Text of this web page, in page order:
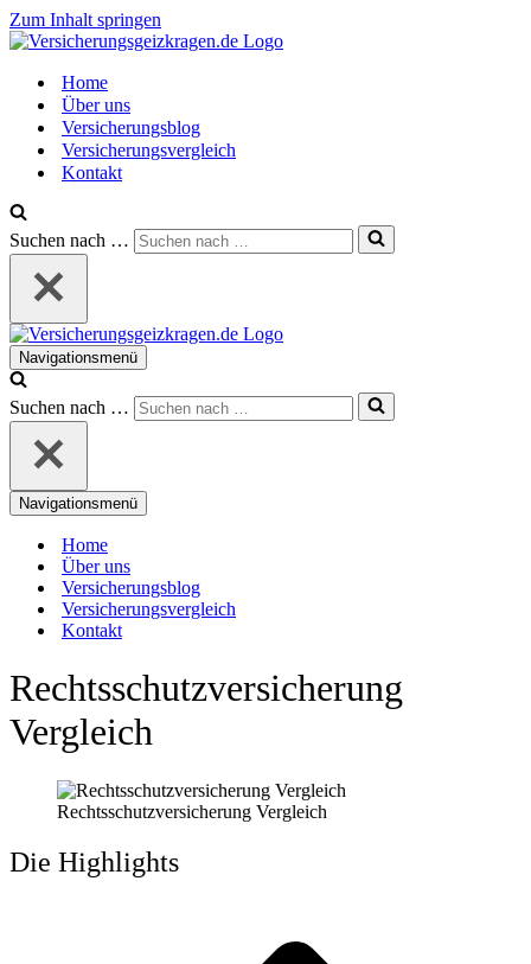
Zum Inhalt springen
Home
Über uns
Versicherungsblog
Versicherungsvergleich
Kontakt
Suchen nach …
Navigationsmenü
Suchen nach …
Navigationsmenü
Home
Über uns
Versicherungsblog
Versicherungsvergleich
Kontakt
Rechtsschutzversicherung
Vergleich
Rechtsschutzversicherung Vergleich
Die Highlights